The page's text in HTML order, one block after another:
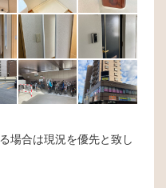
場合は現況を優先と致し